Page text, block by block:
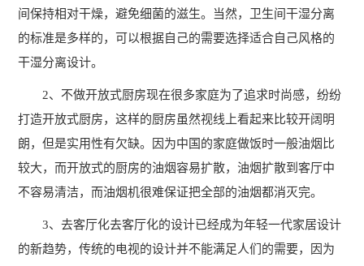
活
环
采
学
作
品
学
员
风
学
员
就
服
流
程
联
系
间保持相对干燥，避免细菌的滋生。当然，卫生间干湿分离
的标准是多样的，可以根据自己的需要选择适合自己风格的
干湿分离设计。
2、不做开放式厨房现在很多家庭为了追求时尚感，纷纷
打造开放式厨房，这样的厨房虽然视线上看起来比较开阔明
朗，但是实用性有欠缺。因为中国的家庭做饭时一般油烟比
较大，而开放式的厨房的油烟容易扩散，油烟扩散到客厅中
不容易清洁，而油烟机很难保证把全部的油烟都消灭完。
3、去客厅化去客厅化的设计已经成为年轻一代家居设计
的新趋势，传统的电视的设计并不能满足人们的需要，因为